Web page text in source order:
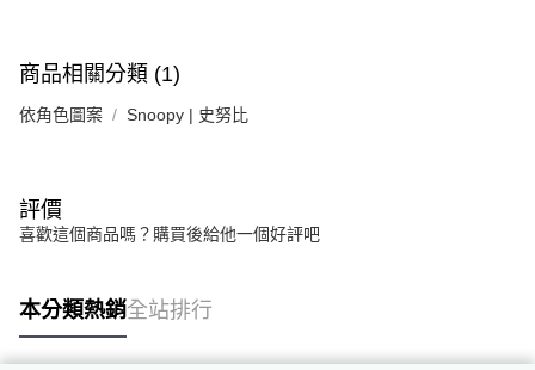
商品相關分類 (1)
依角色圖案 Snoopy | 史努比
評價
喜歡這個商品嗎？購買後給他一個好評吧
本分類熱銷全站排行